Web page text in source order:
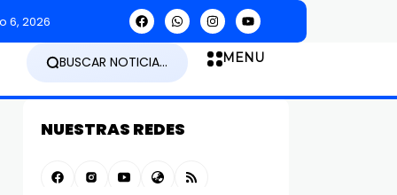
6, 2026
BUSCAR NOTICIA... MENU
NUESTRAS REDES